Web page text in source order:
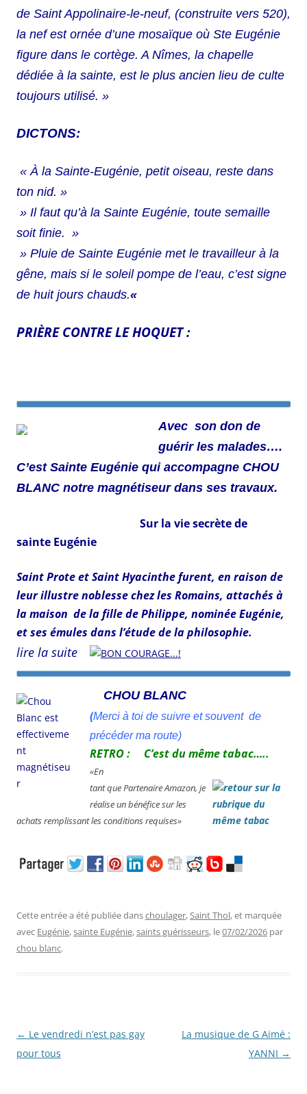
de Saint Appolinaire-le-neuf, (construite vers 520),
la nef est ornée d’une mosaïque où Ste Eugénie
figure dans le cortège. A Nîmes, la chapelle
dédiée à la sainte, est le plus ancien lieu de culte
toujours utilisé. »
DICTONS:
« À la Sainte-Eugénie, petit oiseau, reste dans
ton nid. »
» Il faut qu’à la Sainte Eugénie, toute semaille
soit finie. »
» Pluie de Sainte Eugénie met le travailleur à la
gêne, mais si le soleil pompe de l’eau, c’est signe
de huit jours chauds.«
PRIÈRE CONTRE LE HOQUET :
Avec son don de
guérir les malades….
C’est Sainte Eugénie qui accompagne CHOU
BLANC notre magnétiseur dans ses travaux.
Sur la vie secrète de
sainte Eugénie
Saint Prote et Saint Hyacinthe furent, en raison de
leur illustre noblesse chez les Romains, attachés à
la maison de la fille de Philippe, nominée Eugénie,
et ses émules dans l’étude de la philosophie.
lire la suite
CHOU BLANC
(Merci à toi de suivre et souvent de
précéder ma route)
RETRO : C’est du même tabac…..
«En
tant que Partenaire Amazon, je
réalise un bénéfice sur les
achats remplissant les conditions requises»
Cette entrée a été publiée danschoulager,Saint Thol, et marquée
avec Eugénie,sainte Eugénie,saints guérisseurs, le07/02/2026 par
chou blanc.
Navigation
des
← Le vendredi n’est pas gay
pour tous
La musique de G Aimé :
YANNI →